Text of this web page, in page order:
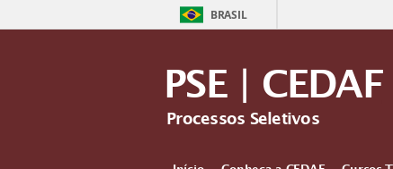
BRASIL
PSE | CEDAF
Processos Seletivos